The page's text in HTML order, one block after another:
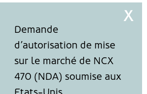
page